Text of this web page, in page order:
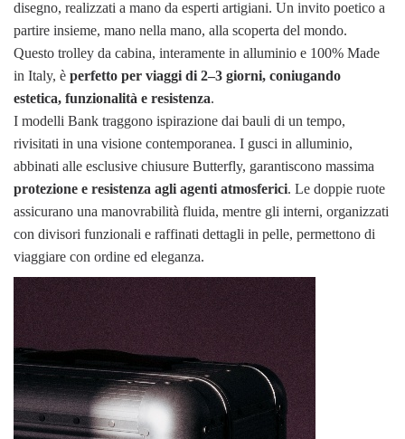
disegno, realizzati a mano da esperti artigiani. Un invito poetico a
partire insieme, mano nella mano, alla scoperta del mondo.
Questo trolley da cabina, interamente in alluminio e 100% Made
in Italy, è perfetto per viaggi di 2–3 giorni, coniugando
estetica, funzionalità e resistenza.
I modelli Bank traggono ispirazione dai bauli di un tempo,
rivisitati in una visione contemporanea. I gusci in alluminio,
abbinati alle esclusive chiusure Butterfly, garantiscono massima
protezione e resistenza agli agenti atmosferici. Le doppie ruote
assicurano una manovrabilità fluida, mentre gli interni, organizzati
con divisori funzionali e raffinati dettagli in pelle, permettono di
viaggiare con ordine ed eleganza.